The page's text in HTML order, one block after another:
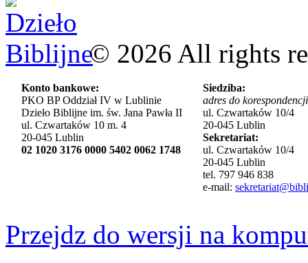
© 2026 All rights
Konto bankowe:
PKO BP Oddział IV w Lublinie
Dzieło Biblijne im. św. Jana Pawła II
ul. Czwartaków 10 m. 4
20-045 Lublin
02 1020 3176 0000 5402 0062 1748
Siedziba:
adres do
ul. Czwartaków 10/4
20-045 Lublin
Sekretariat:
ul. Czwartaków 10/4
20-045 Lublin
tel. 797 946 838
e-mail:
Przejdz do wersji na